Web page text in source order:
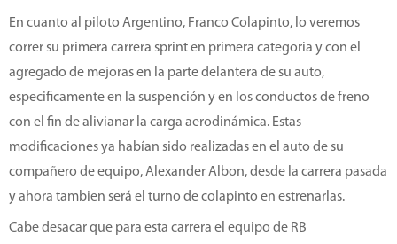
En cuanto al piloto Argentino, Franco Colapinto, lo veremos
correr su primera carrera sprint en primera categoria y con el
agregado de mejoras en la parte delantera de su auto,
especificamente en la suspención y en los conductos de freno
con el fin de alivianar la carga aerodinámica. Estas
modificaciones ya habían sido realizadas en el auto de su
compañero de equipo, Alexander Albon, desde la carrera pasada
y ahora tambien será el turno de colapinto en estrenarlas.
Cabe desacar que para esta carrera el equipo de RB